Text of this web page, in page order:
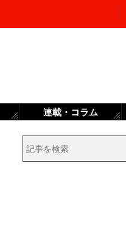
連載・コラム